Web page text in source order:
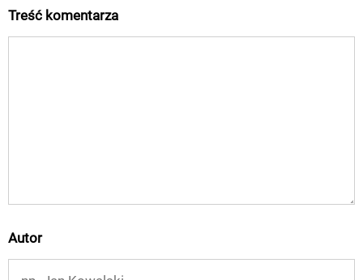
Treść komentarza
Autor